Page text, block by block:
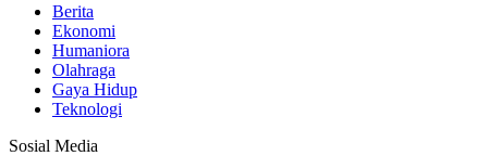
Berita
Ekonomi
Humaniora
Olahraga
Gaya Hidup
Teknologi
Sosial Media